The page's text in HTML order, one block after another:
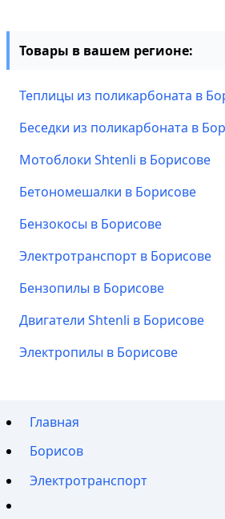
Товары в вашем регионе:
Теплицы из поликарбоната в
Беседки из поликарбоната в
Мотоблоки Shtenli в Борисове
Бетономешалки в Борисове
Бензокосы в Борисове
Электротранспорт в Борисове
Бензопилы в Борисове
Двигатели Shtenli в Борисове
Электропилы в Борисове
Главная
Борисов
Электротранспорт